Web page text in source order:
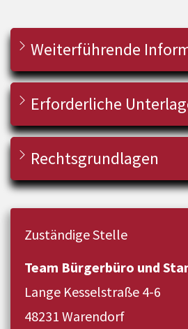
Weiterführende
Erforderliche
Rechtsgrundlagen
Zuständige Stelle
Team Bürgerbüro und
Lange Kesselstraße 4-6
48231 Warendorf